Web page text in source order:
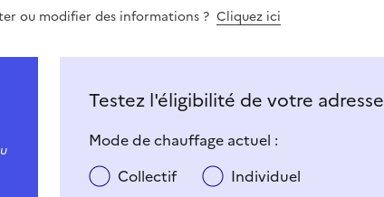
ou modifier des informations ? Cliquez ici
Testez l'éligibilité de votre adresse
Mode de chauffage actuel :
Collectif
Individuel